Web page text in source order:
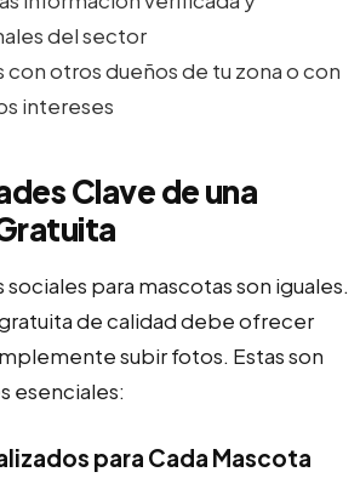
del sector
con otros dueños de tu zona o con
intereses
Clave de una
sociales para mascotas son iguales.
de calidad debe ofrecer
subir fotos. Estas son
esenciales:
para Cada Mascota